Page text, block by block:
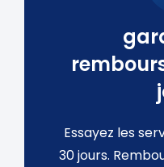
Essayez les
30 jours.